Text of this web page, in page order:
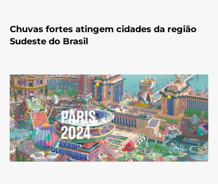
Chuvas fortes atingem cidades da região
Sudeste do Brasil